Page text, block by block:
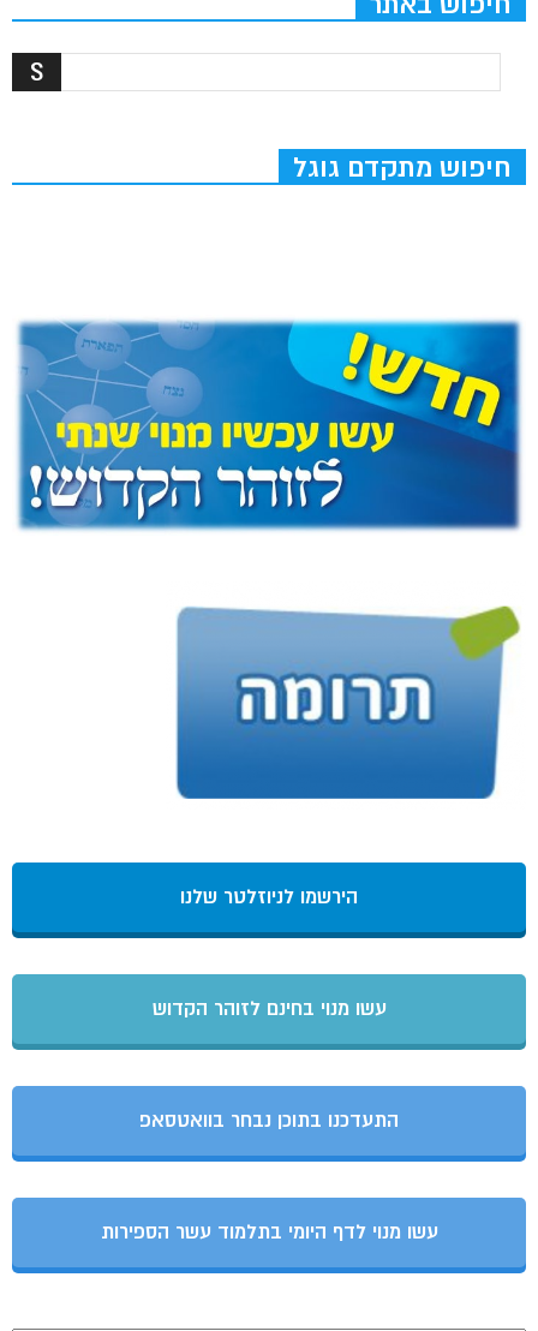
חיפוש מתקדם גוגל
הירשמו לניוזלטר שלנו
עשו מנוי בחינם לזוהר הקדוש
התעדכנו בתוכן נבחר בוואטסאפ
עשו מנוי לדף היומי בתלמוד עשר הספירות